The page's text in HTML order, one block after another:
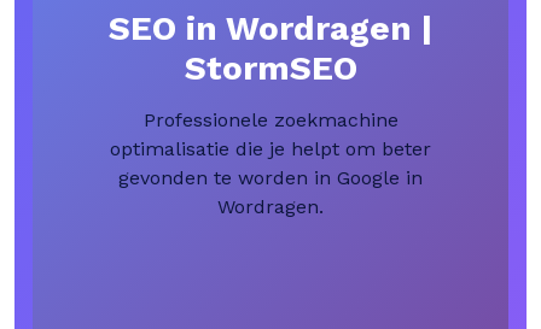
SEO in Wordragen |
StormSEO
Professionele zoekmachine
optimalisatie die je helpt om beter
gevonden te worden in Google in
Wordragen.